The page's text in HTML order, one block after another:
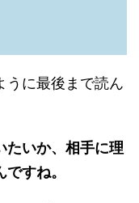
うに最後まで読ん
たいか、相手に理
すね。